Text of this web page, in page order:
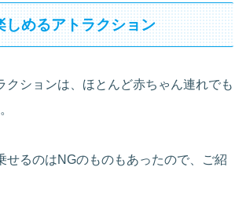
しめるアトラクション
クションは、ほとんど赤ちゃん連れでも
せるのはNGのものもあったので、ご紹